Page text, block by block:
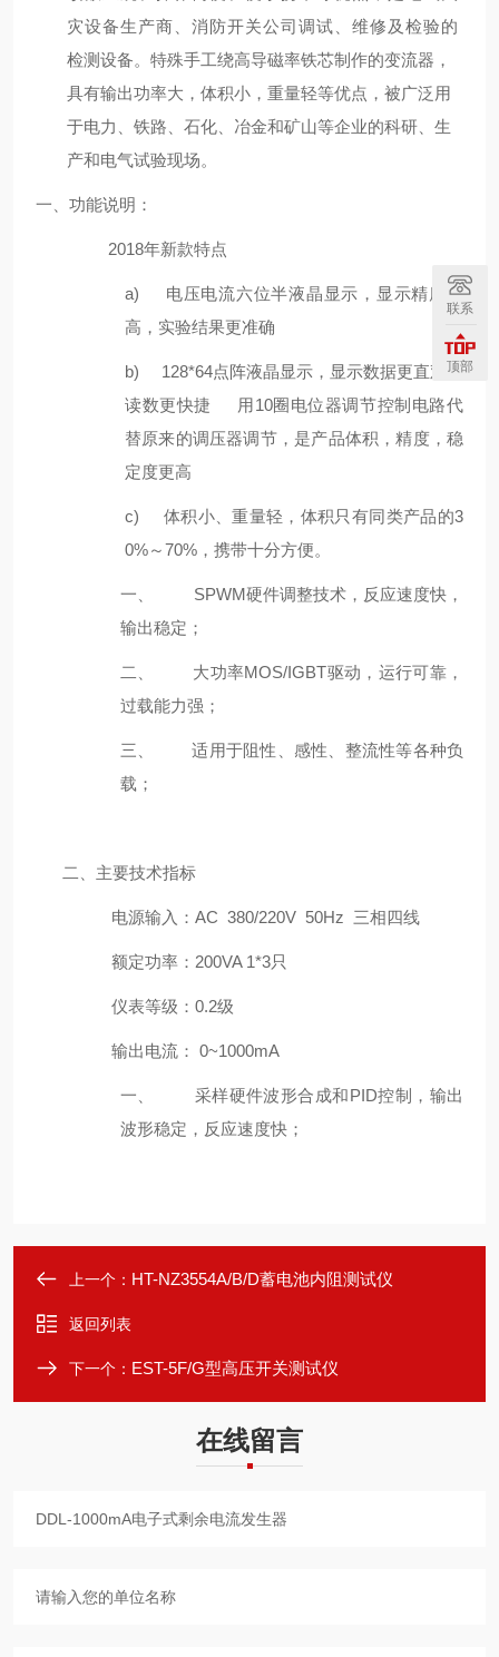
灾设备生产商、消防开关公司调试、维修及检验的
检测设备。 特殊手工绕高导磁率铁芯制作的变流器，
具有输出功率大，体积小，重量轻等优点，被广泛用
于电力、铁路、石化、冶金和矿山等企业的科研、生
产和电气试验现场。
一、功能说明：
2018年新款特点
a)
电压电流六位半液晶显示，显示精度更
高，实验结果更准确
b)
128*64点阵液晶显示，显示数据更直观，
读数更快捷
用10圈电位器调节控制电路代
替原来的调压器调节，是产品体积，精度，稳
定度更高
c)
体积小、重量轻，体积只有同类产品的3
0%～70%，携带十分方便。
一、
SPWM硬件调整技术，反应速度快，
输出稳定；
二、
大功率MOS/IGBT驱动，运行可靠，
过载能力强；
三、
适用于阻性、感性、整流性等各种负
载；
二、 主要技术指标
电源输入：AC 380/220V 50Hz 三相四线
额定功率：200VA 1*3只
仪表等级：0.2级
输出电流： 0~1000mA
一、
采样硬件波形合成和PID控制，输出
波形稳定，反应速度快；
上一个： HT-NZ3554A/B/D蓄电池内阻测试仪
返回列表
下一个： EST-5F/G型高压开关测试仪
在线留言
联系
顶部